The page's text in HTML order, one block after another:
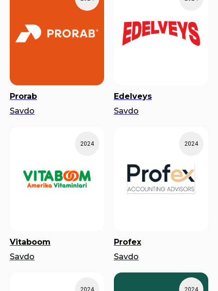
Prorab
Savdo
Edelveys
Savdo
2024
Vitaboom
Savdo
2024
Profex
Savdo
2024 2024